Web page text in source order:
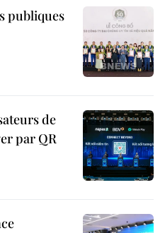
publiques
de
par QR